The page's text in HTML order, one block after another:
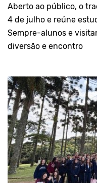
Aberto ao público, o
4 de julho e reúne
Sempre-alunos e
diversão e encontro